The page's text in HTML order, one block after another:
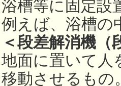
浴槽等に固定設
例えば、浴槽の
＜段差解消機（
地面に置いて人
移動させるもの。